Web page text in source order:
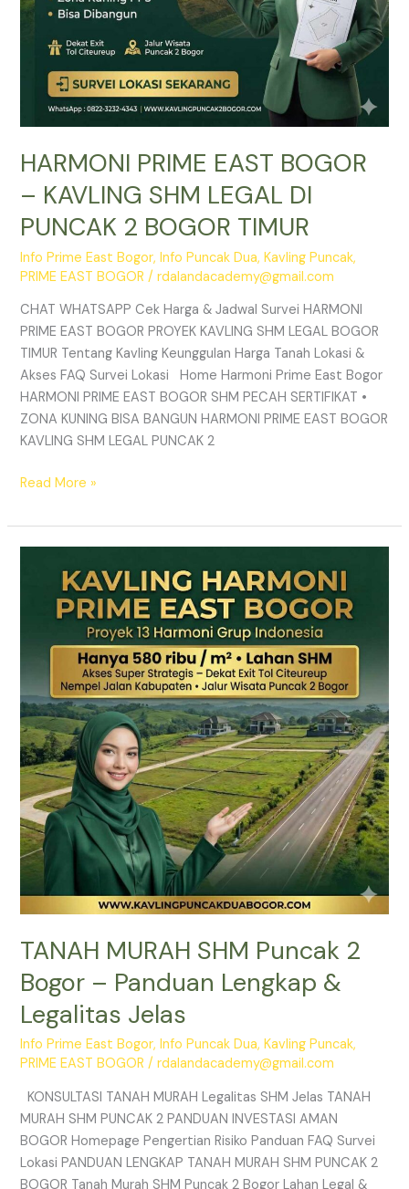
HARMONI PRIME EAST BOGOR
– KAVLING SHM LEGAL DI
PUNCAK 2 BOGOR TIMUR
Info Prime East Bogor,Info Puncak Dua,Kavling Puncak,
PRIME EAST BOGOR /rdalandacademy@gmail.com
CHAT WHATSAPP Cek Harga & Jadwal Survei HARMONI
PRIME EAST BOGOR PROYEK KAVLING SHM LEGAL BOGOR
TIMUR Tentang Kavling Keunggulan Harga Tanah Lokasi &
Akses FAQ Survei Lokasi Home Harmoni Prime East Bogor
HARMONI PRIME EAST BOGOR SHM PECAH SERTIFIKAT •
ZONA KUNING BISA BANGUN HARMONI PRIME EAST BOGOR
KAVLING SHM LEGAL PUNCAK 2
BOGOR
Read More »
TANAH MURAH SHM Puncak 2
Bogor – Panduan Lengkap &
Legalitas Jelas
Info Prime East Bogor,Info Puncak Dua,Kavling Puncak,
PRIME EAST BOGOR /rdalandacademy@gmail.com
KONSULTASI TANAH MURAH Legalitas SHM Jelas TANAH
MURAH SHM PUNCAK 2 PANDUAN INVESTASI AMAN
BOGOR Homepage Pengertian Risiko Panduan FAQ Survei
Lokasi PANDUAN LENGKAP TANAH MURAH SHM PUNCAK 2
BOGOR Tanah Murah SHM Puncak 2 Bogor Lahan Legal &
MURAH
Puncak
Panduan
Lengkap
&
Legalitas
Jelas